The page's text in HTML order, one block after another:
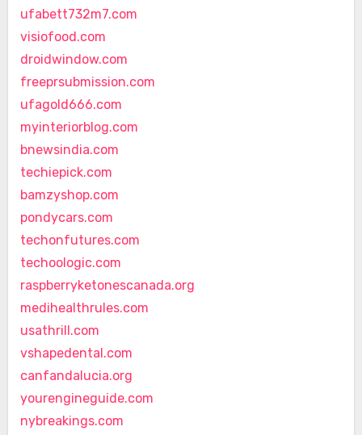
ufabett732m7.com
visiofood.com
droidwindow.com
freeprsubmission.com
ufagold666.com
myinteriorblog.com
bnewsindia.com
techiepick.com
bamzyshop.com
pondycars.com
techonfutures.com
techoologic.com
raspberryketonescanada.org
medihealthrules.com
usathrill.com
vshapedental.com
canfandalucia.org
yourengineguide.com
nybreakings.com